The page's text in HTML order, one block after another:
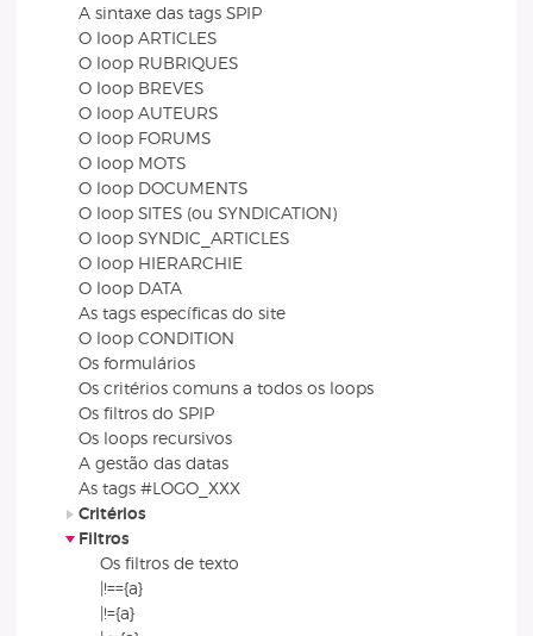
A sintaxe das tags SPIP
O loop ARTICLES
O loop RUBRIQUES
O loop BREVES
O loop AUTEURS
O loop FORUMS
O loop MOTS
O loop DOCUMENTS
O loop SITES (ou SYNDICATION)
O loop SYNDIC_ARTICLES
O loop HIERARCHIE
O loop DATA
As tags específicas do site
O loop CONDITION
Os formulários
Os critérios comuns a todos os loops
Os filtros do SPIP
Os loops recursivos
A gestão das datas
As tags #LOGO_XXX
Critérios
Filtros
Os filtros de texto
|!=={a}
|!={a}